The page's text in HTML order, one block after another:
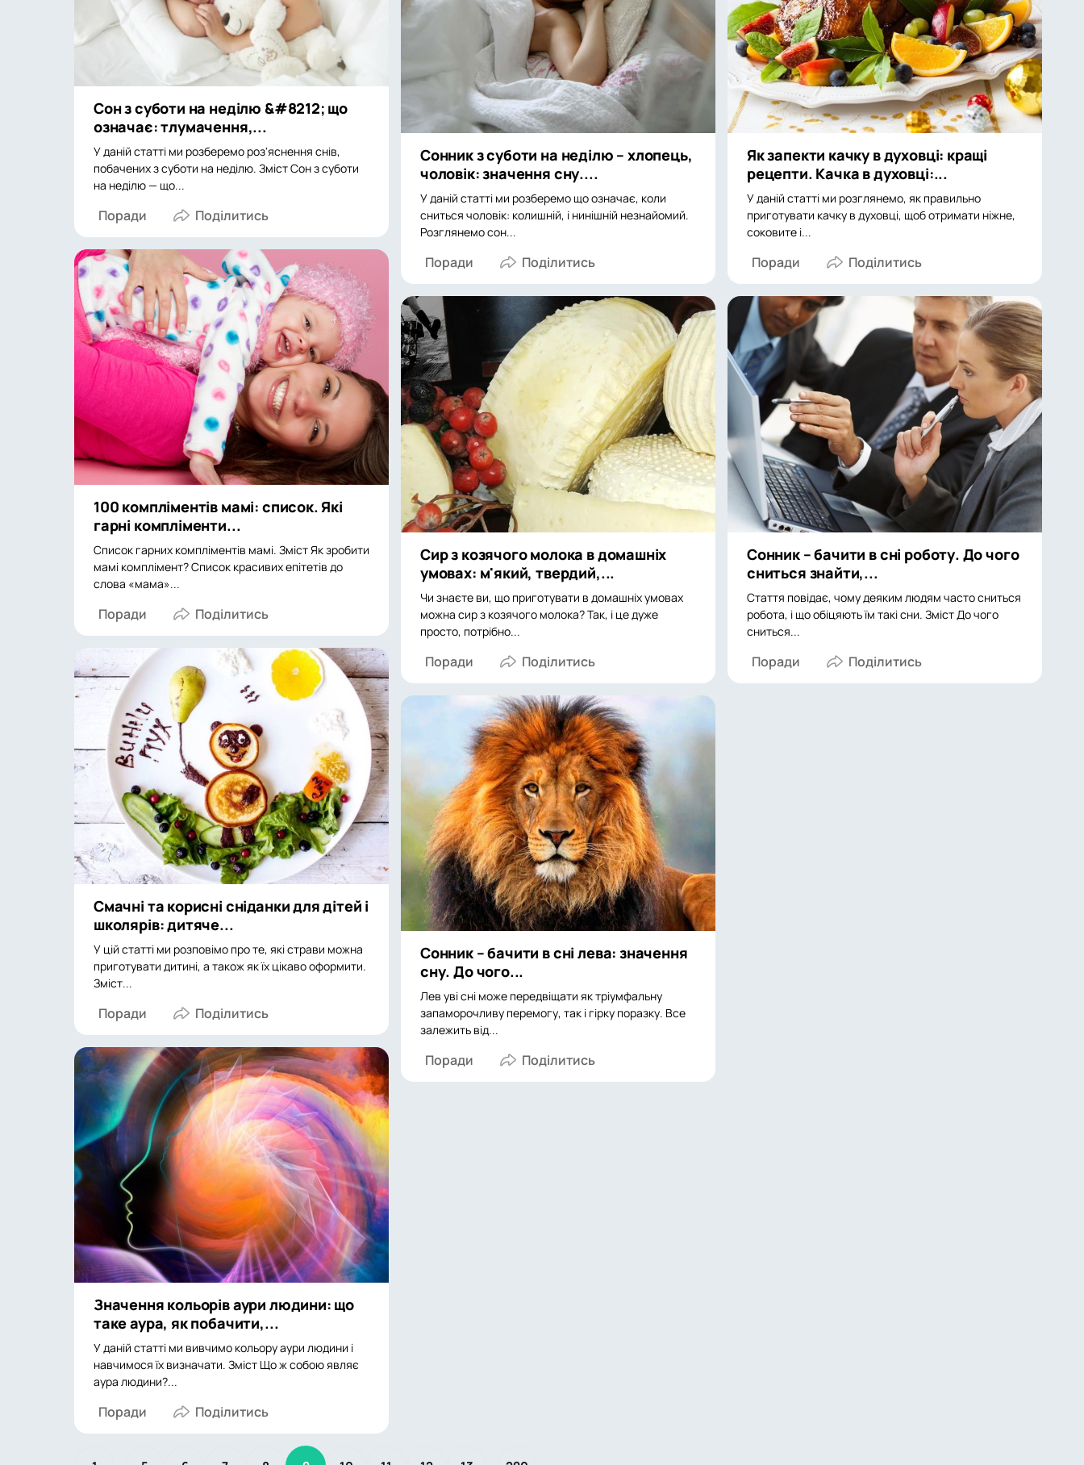
Сон з суботи на неділю &#8212; що
означає: тлумачення,...
У даній статті ми розберемо роз'яснення снів,
побачених з суботи на неділю. Зміст Сон з суботи
на неділю — що...
Поради
100 компліментів мамі: список. Які
гарні компліменти...
Список гарних компліментів мамі. Зміст Як зробити
мамі комплімент? Список красивих епітетів до
слова «мама»...
Поради
Смачні та корисні сніданки для дітей і
школярів: дитяче...
У цій статті ми розповімо про те, які страви можна
приготувати дитині, а також як їх цікаво оформити.
Зміст...
Поради
Значення кольорів аури людини: що
таке аура, як побачити,...
У даній статті ми вивчимо кольору аури людини і
навчимося їх визначати. Зміст Що ж собою являє
аура людини?...
Поради
Сонник з суботи на неділю – хлопець,
чоловік: значення сну....
У даній статті ми розберемо що означає, коли
сниться чоловік: колишній, і нинішній незнайомий.
Розглянемо сон...
Поради
Сир з козячого молока в домашніх
умовах: м'який, твердий,...
Чи знаєте ви, що приготувати в домашніх умовах
можна сир з козячого молока? Так, і це дуже
просто, потрібно...
Поради
Сонник – бачити в сні лева: значення
сну. До чого...
Лев уві сні може передвіщати як тріумфальну
запаморочливу перемогу, так і гірку поразку. Все
залежить від...
Поради
Як запекти качку в духовці: кращі
рецепти. Качка в духовці:...
У даній статті ми розглянемо, як правильно
приготувати качку в духовці, щоб отримати ніжне,
соковите і...
Поради
Сонник – бачити в сні роботу. До чого
сниться знайти,...
Стаття повідає, чому деяким людям часто сниться
робота, і що обіцяють їм такі сни. Зміст До чого
сниться...
Поради